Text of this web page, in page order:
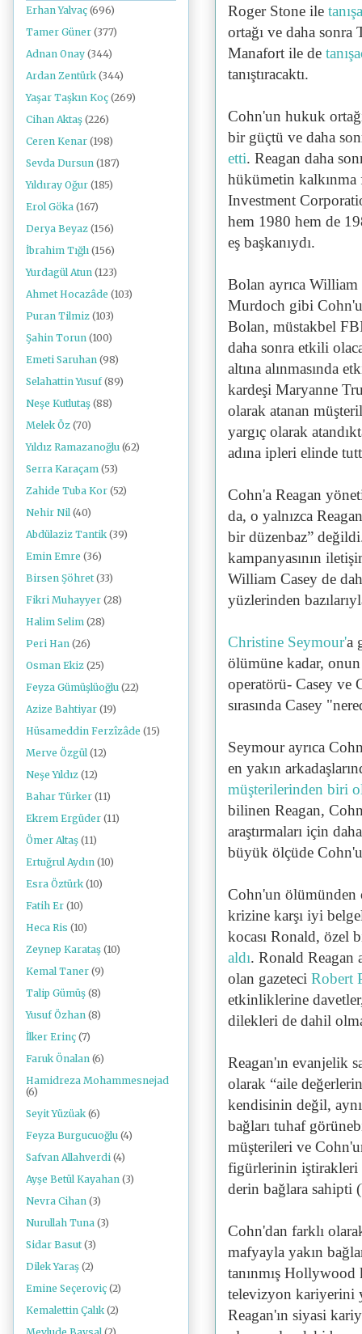
Roger Stone ile
ortağı ve daha
Manafort ile de
tanıştıracaktı.
Cohn'un hukuk
bir güçtü ve daha
etti. Reagan daha
hükümetin kalkınma
Investment
hem 1980 hem de
eş başkanıydı.
Bolan ayrıca
Murdoch gibi
Bolan, müstakbel
daha sonra etkili
altına alınmasında
kardeşi Maryanne
olarak atanan
yargıç olarak
adına ipleri elinde
Cohn'a Reagan
da, o yalnızca
bir düzenbaz”
kampanyasının
William Casey de
yüzlerinden
Christine Seymour'a
ölümüne kadar, onun
operatörü- Casey ve
sırasında Casey
Seymour ayrıca
en yakın
müşterilerinden biri
bilinen Reagan,
araştırmaları için
büyük ölçüde
Cohn'un ölümünden
krizine karşı iyi
kocası Ronald, özel
aldı. Ronald Reagan
olan gazeteci Robert
etkinliklerine
dilekleri de dahil
Reagan'ın evanjelik
olarak “aile
kendisinin değil,
bağları tuhaf
müşterileri ve
figürlerinin iştirakleri
derin bağlara sahipti
Cohn'dan farklı
mafyayla yakın
tanınmış Hollywood
televizyon kariyerini
Reagan'ın siyasi
Erhan Yalvaç (696)
Tamer Güner (377)
Adnan Onay (344)
Ardan Zentürk (344)
Yaşar Taşkın Koç (269)
Cihan Aktaş (226)
Ceren Kenar (198)
Sevda Dursun (187)
Yıldıray Oğur (185)
Erol Göka (167)
Derya Beyaz (156)
İbrahim Tığlı (156)
Yurdagül Atun (123)
Ahmet Hocazâde (103)
Puran Tilmiz (103)
Şahin Torun (100)
Emeti Saruhan (98)
Selahattin Yusuf (89)
Neşe Kutlutaş (88)
Melek Öz (70)
Yıldız Ramazanoğlu (62)
Serra Karaçam (53)
Zahide Tuba Kor (52)
Nehir Nil (40)
Abdülaziz Tantik (39)
Emin Emre (36)
Birsen Şöhret (33)
Fikri Muhayyer (28)
Halim Selim (28)
Peri Han (26)
Osman Ekiz (25)
Feyza Gümüşlüoğlu (22)
Azize Bahtiyar (19)
Hüsameddin Ferzîzâde (15)
Merve Özgül (12)
Neşe Yıldız (12)
Bahar Türker (11)
Ekrem Ergüder (11)
Ömer Altaş (11)
Ertuğrul Aydın (10)
Esra Öztürk (10)
Fatih Er (10)
Heca Ris (10)
Zeynep Karataş (10)
Kemal Taner (9)
Talip Gümüş (8)
Yusuf Özhan (8)
İlker Erinç (7)
Faruk Önalan (6)
Hamidreza Mohammesnejad
(6)
Seyit Yüzüak (6)
Feyza Burgucuoğlu (4)
Safvan Allahverdi (4)
Ayşe Betül Kayahan (3)
Nevra Cihan (3)
Nurullah Tuna (3)
Sidar Basut (3)
Dilek Yaraş (2)
Emine Seçeroviç (2)
Kemalettin Çalık (2)